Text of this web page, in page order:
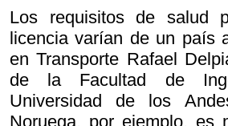
Los requisitos de salud
licencia varían de un país
en Transporte Rafael
de la Facultad de
Universidad de los
Noruega, por ejemplo, es